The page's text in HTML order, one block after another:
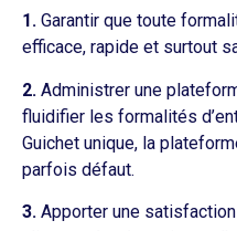
1. Garantir que toute
efficace, rapide et surtout
2. Administrer une
fluidifier les formalités
Guichet unique, la
parfois défaut.
3. Apporter une